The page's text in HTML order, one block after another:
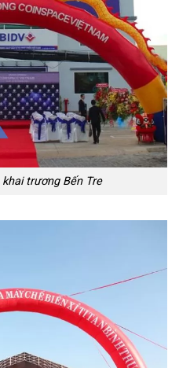
trương Bến Tre